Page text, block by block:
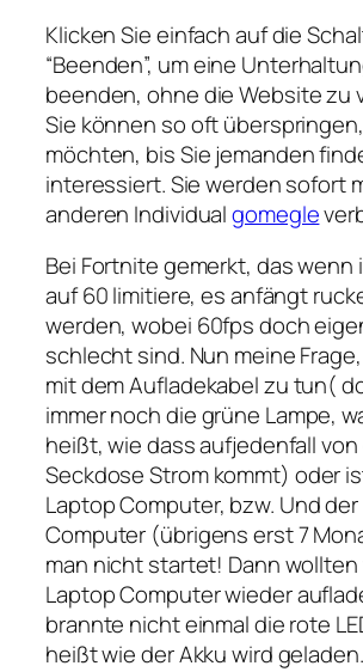
Klicken Sie einfach auf die
“Beenden”, um eine
beenden, ohne die Website zu
Sie können so oft
möchten, bis Sie jemanden
interessiert. Sie werden sofort
anderen Individualgomegle
Bei Fortnite gemerkt, das wenn
auf 60 limitiere, es anfängt
werden, wobei 60fps doch
schlecht sind. Nun meine
mit dem Aufladekabel zu tun(
immer noch die grüne Lampe,
heißt, wie dass aufjedenfall von
Seckdose Strom kommt) oder
Laptop Computer, bzw. Und
Computer (übrigens erst 7
man nicht startet! Dann wollten
Laptop Computer wieder
brannte nicht einmal die rote
heißt wie der Akku wird geladen.